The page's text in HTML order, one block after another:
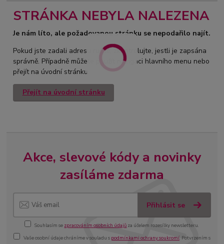
STRÁNKA NEBYLA NALEZENA
Je nám líto, ale požadovanou stránku se nepodařilo najít.
Pokud jste zadali adresu ručně, zkontrolujte, jestli je zapsána
správně. Případně můžete použít navigaci hlavního menu nebo
přejít na úvodní stránku.
Přejít na úvodní stránku
Akce, slevové kódy a novinky
zasíláme zdarma
Přihlásit se
Souhlasím se zpracováním osobních údajů za účelem rozesílky newsletteru.
Vaše osobní údaje chráníme v souladu s podmínkami ochrany soukromí. Potvrzením s